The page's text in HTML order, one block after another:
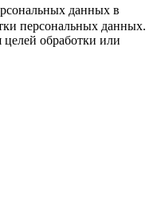
данных в
персональных данных.
целей обработки или